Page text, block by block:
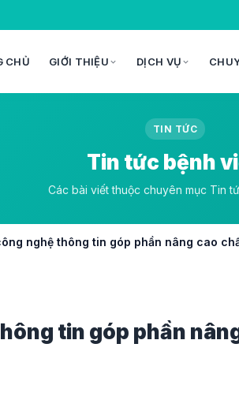
CHỦ GIỚI THIỆU DỊCH VỤ
TIN TỨC
Tin tức bệnh
Các bài viết thuộc chuyên mục Tin
nghệ thông tin góp phần nâng cao
tin góp phần